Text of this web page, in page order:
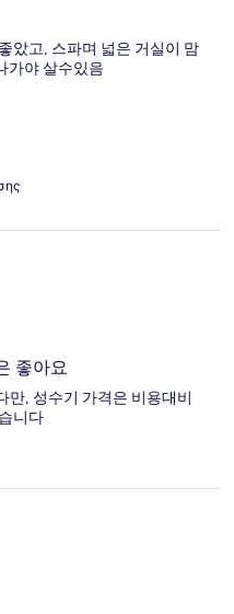
았고, 스파며 넓은 거실이 맘
가야 살수있음
좋아요
만, 성수기 가격은 비용대비
니다